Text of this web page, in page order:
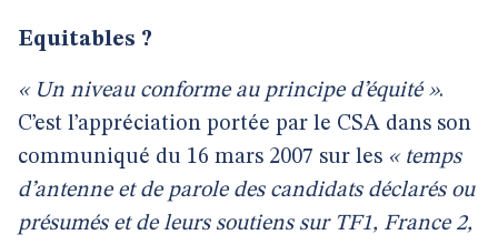
Equitables ?
« Un niveau conforme au principe d’équité ».
C’est l’appréciation portée par le CSA dans son
communiqué du 16 mars 2007 sur les « temps
d’antenne et de parole des candidats déclarés ou
présumés et de leurs soutiens sur TF1, France 2,